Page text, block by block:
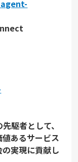
駆者として、
あるサービス
実現に貢献し